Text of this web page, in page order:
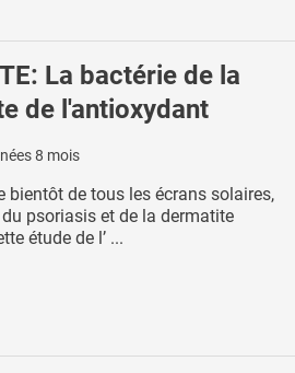
La bactérie de la
de l'antioxydant
8 mois
bientôt de tous les écrans solaires,
psoriasis et de la dermatite
étude de l’ ...